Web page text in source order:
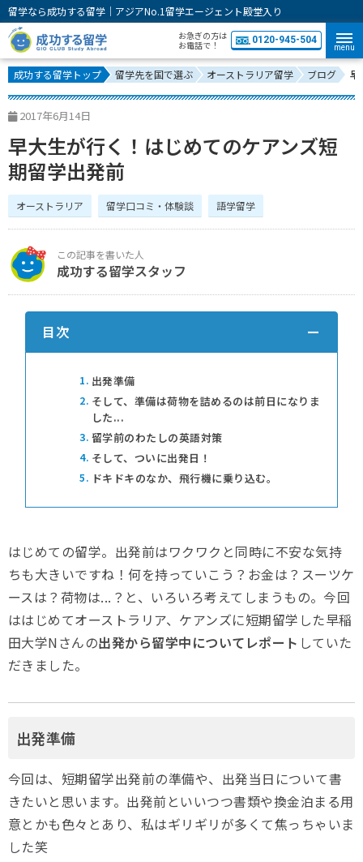
留学なら成功する留学｜アジアNo.1留学エージェント殿堂入り
お急ぎの方は
お電話で！
0120-945-504
menu
成功する留学トップ 留学先を国で選ぶ オーストラリア留学 ブログ 早
2017年6月14日
早大生が行く！はじめてのケアンズ短
期留学出発前
オーストラリア 留学口コミ・体験談 語学留学
成功する留学スタッフ
目次
1. 出発準備
2. そして、準備は荷物を詰めるのは前日になりま
した...
3. 留学前のわたしの英語対策
4. そして、ついに出発日！
5. ドキドキのなか、飛行機に乗り込む。
はじめての留学。出発前はワクワクと同時に不安な気持
ちも大きいですね！何を持っていこう？お金は？スーツケ
ースは？荷物は...？と、いろいろ考えてしまうもの。今回
ははじめてオーストラリア、ケアンズに短期留学した早稲
田大学Nさんの出発から留学中についてレポート していた
だきました。
出発準備
今回は、短期留学出発前の準備や、出発当日について書
きたいと思います。出発前といいつつ書類や換金泊まる用
意とかも色々とあり、私はギリギリが多くて焦っちゃいま
した笑